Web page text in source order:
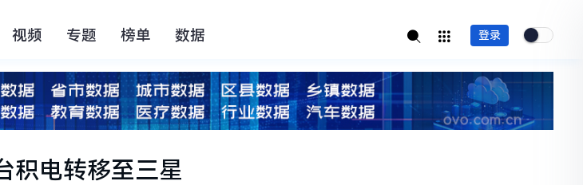
视频 专题 榜单 数据 登录
积电转移至三星